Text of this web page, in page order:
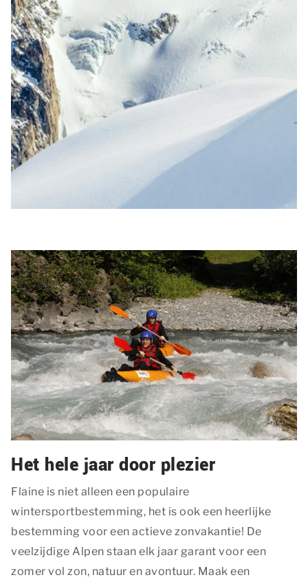
Het hele jaar door plezier
Flaine is niet alleen een populaire
wintersportbestemming, het is ook een heerlijke
bestemming voor een actieve zonvakantie! De
veelzijdige Alpen staan elk jaar garant voor een
zomer vol zon, natuur en avontuur. Maak een